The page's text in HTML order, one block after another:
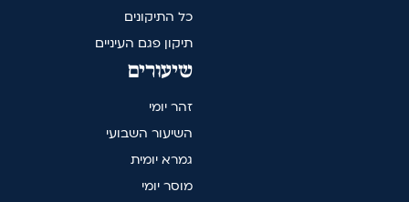
כל התיקונים
תיקון פגם העיניים
שיעורים
זהר יומי
השיעור השבועי
גמרא יומית
מוסר יומי